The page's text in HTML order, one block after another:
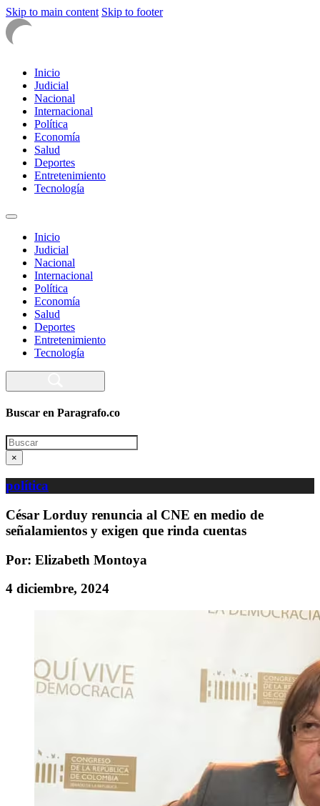
Skip to main content Skip to footer
Inicio
Judicial
Nacional
Internacional
Política
Economía
Salud
Deportes
Entretenimiento
Tecnología
Inicio
Judicial
Nacional
Internacional
Política
Economía
Salud
Deportes
Entretenimiento
Tecnología
Buscar en Paragrafo.co
Search
×
política
César Lorduy renuncia al CNE en medio de
señalamientos y exigen que rinda cuentas
Por: Elizabeth Montoya
4 diciembre, 2024